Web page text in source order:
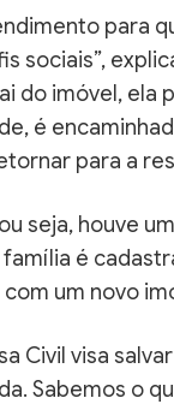
para
sociais”,
do imóvel,
é
para a
seja, houve
é
um novo
Civil visa
Sabemos o